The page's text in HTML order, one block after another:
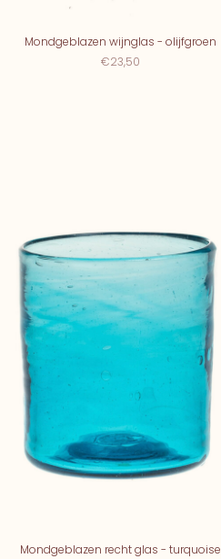
Mondgeblazen wijnglas - olijfgroen
€23,50
Mondgeblazen recht glas - turquoise